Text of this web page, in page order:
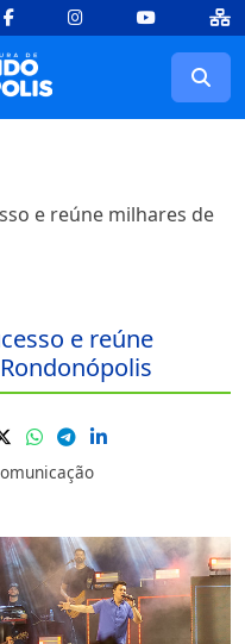
Busca [3] Rodapé [4]
FacebookInstagramYoutube
e reúne milhares de
e reúne